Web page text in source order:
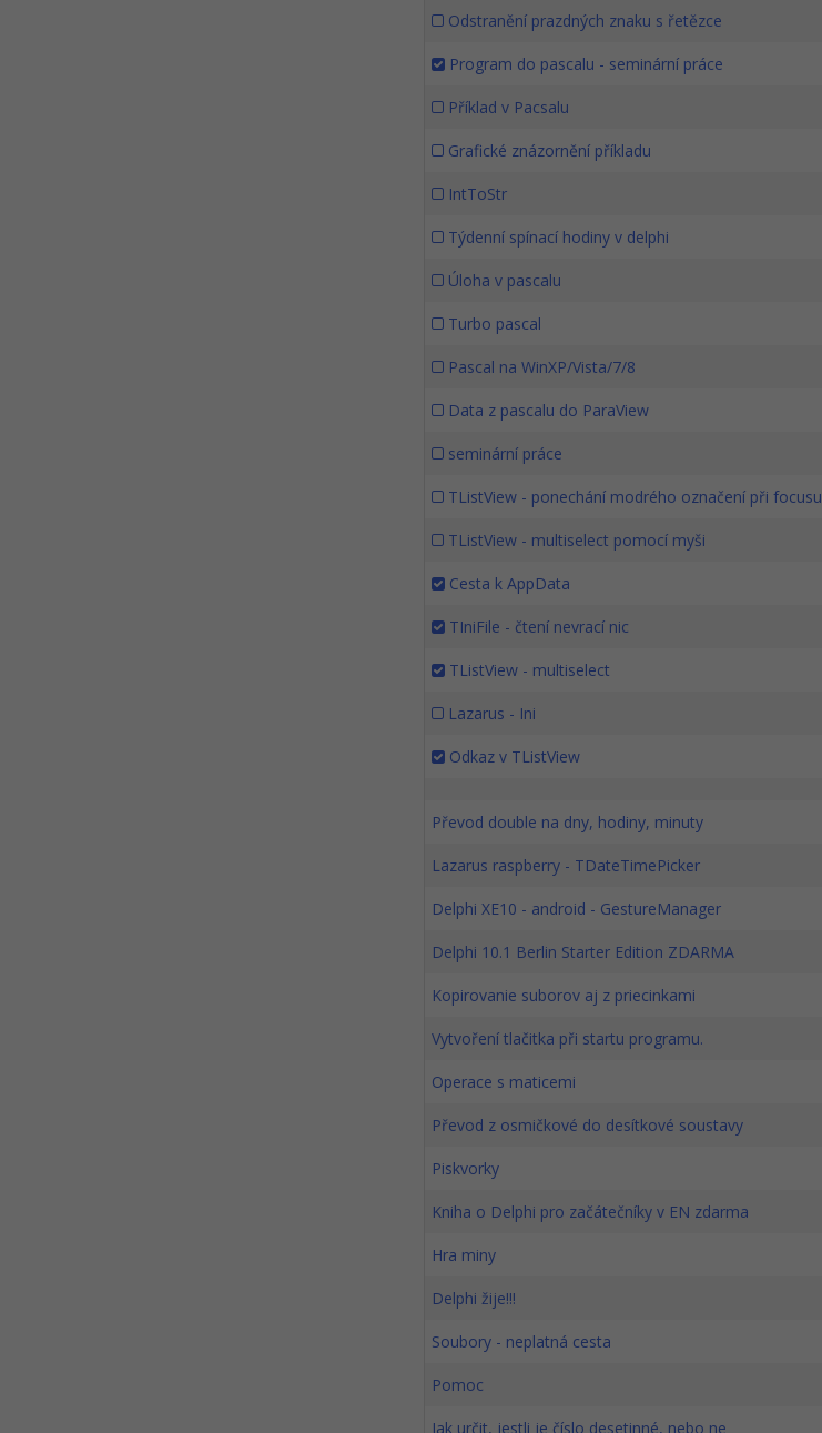
Odstranění prazdných znaku s řetězce
Program do pascalu - seminární práce
Příklad v Pacsalu
Grafické znázornění příkladu
IntToStr
Týdenní spínací hodiny v delphi
Úloha v pascalu
Turbo pascal
Pascal na WinXP/Vista/7/8
Data z pascalu do ParaView
seminární práce
TListView - ponechání modrého označení při
TListView - multiselect pomocí myši
Cesta k AppData
TIniFile - čtení nevrací nic
TListView - multiselect
Lazarus - Ini
Odkaz v TListView
Převod double na dny, hodiny, minuty
Lazarus raspberry - TDateTimePicker
Delphi XE10 - android - GestureManager
Delphi 10.1 Berlin Starter Edition ZDARMA
Kopirovanie suborov aj z priecinkami
Vytvoření tlačitka při startu programu.
Operace s maticemi
Převod z osmičkové do desítkové soustavy
Piskvorky
Kniha o Delphi pro začátečníky v EN zdarma
Hra miny
Delphi žije!!!
Soubory - neplatná cesta
Pomoc
Jak určit, jestli je číslo desetinné, nebo ne